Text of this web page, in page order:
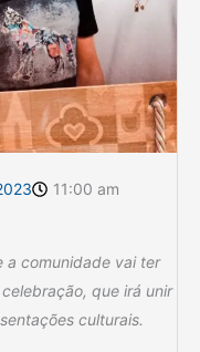
11:00 am
a comunidade vai ter
que irá unir
culturais.